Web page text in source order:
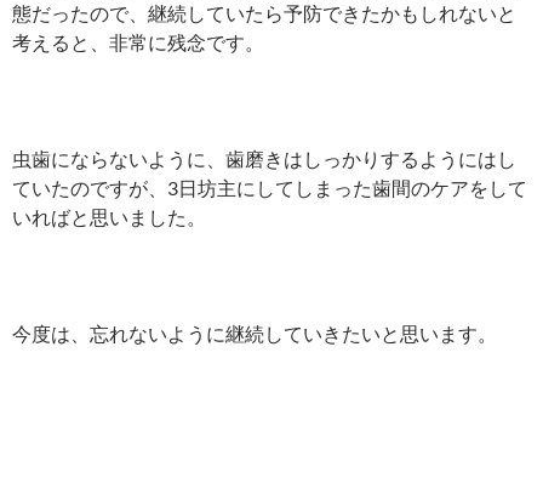
態だったので、継続していたら予防できたかもしれないと
考えると、非常に残念です。
虫歯にならないように、歯磨きはしっかりするようにはし
ていたのですが、3日坊主にしてしまった歯間のケアをして
いればと思いました。
今度は、忘れないように継続していきたいと思います。